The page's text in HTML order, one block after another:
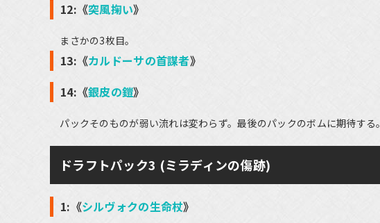
12:《突風掬い》
まさかの3枚目。
13:《カルドーサの首謀者》
14:《銀皮の鎧》
パックそのものが弱い流れは変わらず。最後のパックのボムに期待する。
ドラフトパック3 (ミラディンの傷跡)
1:《シルヴォクの生命杖》